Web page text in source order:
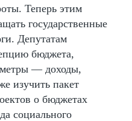
Теперь этим
государственные
Депутатам
бюджета,
— доходы,
изучить пакет
о бюджетах
социального